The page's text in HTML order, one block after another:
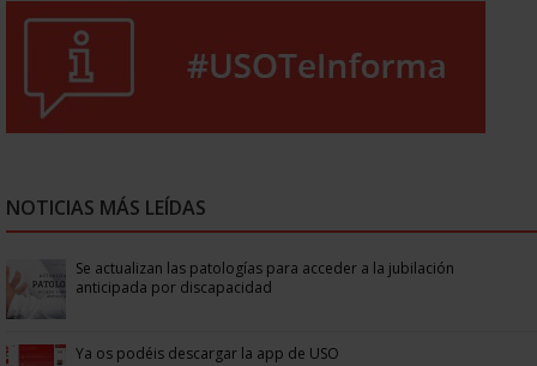
NOTICIAS MÁS LEÍDAS
Se actualizan las patologías para acceder a la jubilación
anticipada por discapacidad
Ya os podéis descargar la app de USO